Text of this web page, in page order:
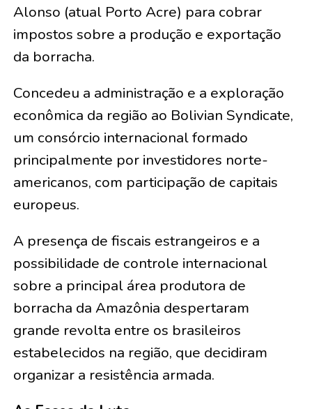
Alonso (atual Porto Acre) para cobrar
impostos sobre a produção e exportação
da borracha.
Concedeu a administração e a exploração
econômica da região ao Bolivian Syndicate,
um consórcio internacional formado
principalmente por investidores norte-
americanos, com participação de capitais
europeus.
A presença de fiscais estrangeiros e a
possibilidade de controle internacional
sobre a principal área produtora de
borracha da Amazônia despertaram
grande revolta entre os brasileiros
estabelecidos na região, que decidiram
organizar a resistência armada.